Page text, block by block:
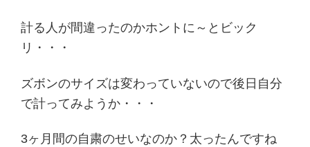
計る人が間違ったのかホントに～とビック
リ・・・
ズボンのサイズは変わっていないので後日自分
で計ってみようか・・・
3ヶ月間の自粛のせいなのか？太ったんですね